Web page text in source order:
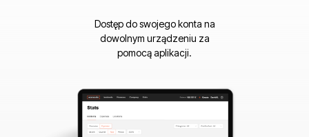
Dostęp do swojego konta na
dowolnym urządzeniu za
pomocą aplikacji.